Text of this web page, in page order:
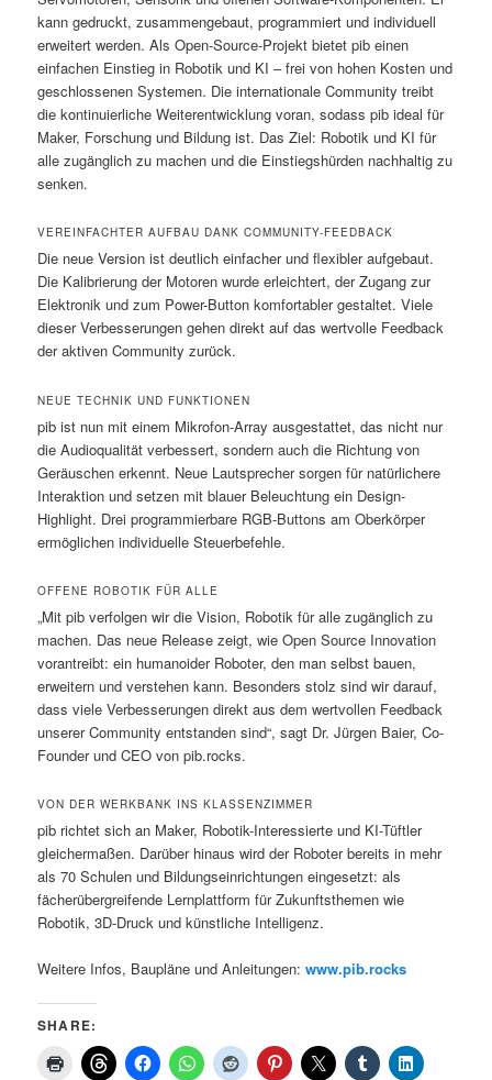
kann gedruckt, zusammengebaut, programmiert und individuell
erweitert werden. Als Open-Source-Projekt bietet pib einen
einfachen Einstieg in Robotik und KI – frei von hohen Kosten und
geschlossenen Systemen. Die internationale Community treibt
die kontinuierliche Weiterentwicklung voran, sodass pib ideal für
Maker, Forschung und Bildung ist. Das Ziel: Robotik und KI für
alle zugänglich zu machen und die Einstiegshürden nachhaltig zu
senken.
VEREINFACHTER AUFBAU DANK COMMUNITY-FEEDBACK
Die neue Version ist deutlich einfacher und flexibler aufgebaut.
Die Kalibrierung der Motoren wurde erleichtert, der Zugang zur
Elektronik und zum Power-Button komfortabler gestaltet. Viele
dieser Verbesserungen gehen direkt auf das wertvolle Feedback
der aktiven Community zurück.
NEUE TECHNIK UND FUNKTIONEN
pib ist nun mit einem Mikrofon-Array ausgestattet, das nicht nur
die Audioqualität verbessert, sondern auch die Richtung von
Geräuschen erkennt. Neue Lautsprecher sorgen für natürlichere
Interaktion und setzen mit blauer Beleuchtung ein Design-
Highlight. Drei programmierbare RGB-Buttons am Oberkörper
ermöglichen individuelle Steuerbefehle.
OFFENE ROBOTIK FÜR ALLE
„Mit pib verfolgen wir die Vision, Robotik für alle zugänglich zu
machen. Das neue Release zeigt, wie Open Source Innovation
vorantreibt: ein humanoider Roboter, den man selbst bauen,
erweitern und verstehen kann. Besonders stolz sind wir darauf,
dass viele Verbesserungen direkt aus dem wertvollen Feedback
unserer Community entstanden sind“, sagt Dr. Jürgen Baier, Co-
Founder und CEO von pib.rocks.
VON DER WERKBANK INS KLASSENZIMMER
pib richtet sich an Maker, Robotik-Interessierte und KI-Tüftler
gleichermaßen. Darüber hinaus wird der Roboter bereits in mehr
als 70 Schulen und Bildungseinrichtungen eingesetzt: als
fächerübergreifende Lernplattform für Zukunftsthemen wie
Robotik, 3D-Druck und künstliche Intelligenz.
Weitere Infos, Baupläne und Anleitungen:www.pib.rocks
SHARE: